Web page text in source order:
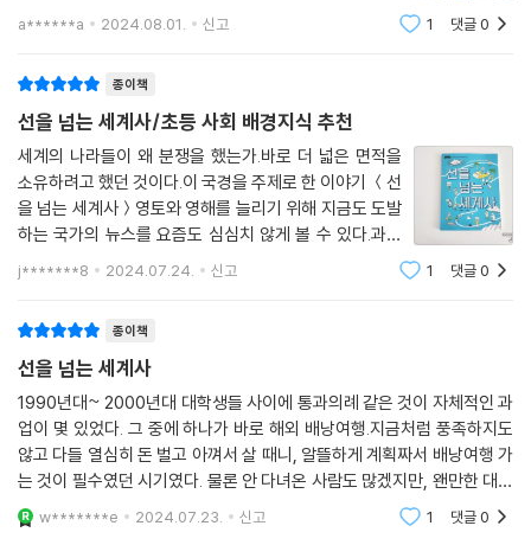
선은 어떻게 정할까?나라마다 다른 국경선의 모양,위치
a******a 2024.08.01. 신고 1 댓글0
종이책
선을 넘는 세계사/초등 사회 배경지식 추천
세계의 나라들이 왜 분쟁을 했는가.바로 더 넓은 면적을
소유하려고 했던 것이다.이 국경을 주제로 한 이야기 ＜선
을 넘는 세계사＞영토와 영해를 늘리기 위해 지금도 도발
하는 국가의 뉴스를 요즘도 심심치 않게 볼 수 있다.과연
국가를 구분 짓는 이 선이란 무언인가?이 책은 초등학교
아이들이 보기에 이해하기 쉽게 그림, 지도와 함께 잘 나
j*******8 2024.07.24. 신고 1 댓글0
종이책
선을 넘는 세계사
1990년대~ 2000년대 대학생들 사이에 통과의례 같은 것이 자체적인 과
업이 몇 있었다. 그 중에 하나가 바로 해외 배낭여행.지금처럼 풍족하지도
않고 다들 열심히 돈 벌고 아껴서 살 때니, 알뜰하게 계획짜서 배낭여행 가
는 것이 필수였던 시기였다. 물론 안 다녀온 사람도 많겠지만, 왠만한 대학
생들은 거의 다 다녀왔을 듯.여하튼 여행 중에 스페인에서 여행 친구를 만
나, 스페인 내에
w*******e 2024.07.23. 신고 1 댓글0